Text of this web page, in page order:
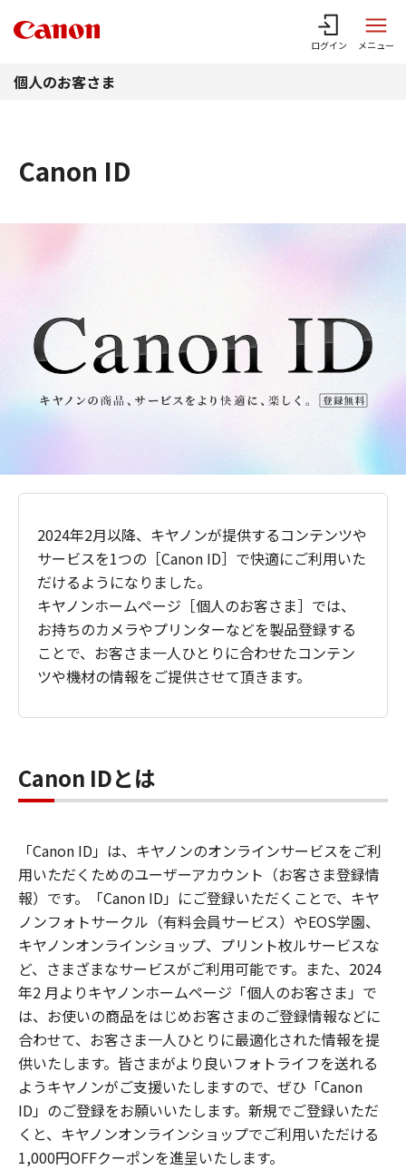
ログイン メニュー
個人のお客さま
Canon ID
2024年2月以降、キヤノンが提供するコンテンツや
サービスを1つの［Canon ID］で快適にご利用いた
だけるようになりました。
キヤノンホームページ［個人のお客さま］では、
お持ちのカメラやプリンターなどを製品登録する
ことで、お客さま一人ひとりに合わせたコンテン
ツや機材の情報をご提供させて頂きます。
Canon IDとは
「Canon ID」は、キヤノンのオンラインサービスをご利
用いただくためのユーザーアカウント（お客さま登録情
報）です。「Canon ID」にご登録いただくことで、キヤ
ノンフォトサークル（有料会員サービス）やEOS学園、
キヤノンオンラインショップ、プリント枚ルサービスな
ど、さまざまなサービスがご利用可能です。また、2024
年2 月よりキヤノンホームページ「個人のお客さま」で
は、お使いの商品をはじめお客さまのご登録情報などに
合わせて、お客さま一人ひとりに最適化された情報を提
供いたします。皆さまがより良いフォトライフを送れる
ようキヤノンがご支援いたしますので、ぜひ「Canon
ID」のご登録をお願いいたします。新規でご登録いただ
くと、キヤノンオンラインショップでご利用いただける
1,000円OFFクーポンを進呈いたします。